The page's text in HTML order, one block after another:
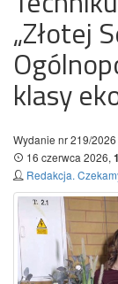
„Złotej
klasy
Wydanie nr 219/2026
16 czerwca 2026,
Redakcja.